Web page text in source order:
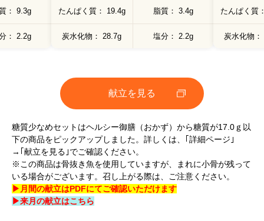
9.3g
2.2g
たんぱく質 19.4g 脂質 3.4g
炭水化物 28.7g 塩分 2.2g
たんぱく質
炭水化物
献立を見る
糖質少なめセットはヘルシー御膳（おかず）から糖質が17.0ｇ以
下の商品をピックアップしました。詳しくは、｢詳細ページ｣
→｢献立を見る｣でご確認ください。
※この商品は骨抜き魚を使用していますが、まれに小骨が残って
いる場合がございます。召し上がる際は、ご注意ください。
▶月間の献立はPDFにてご確認いただけます
▶来月の献立はこちら